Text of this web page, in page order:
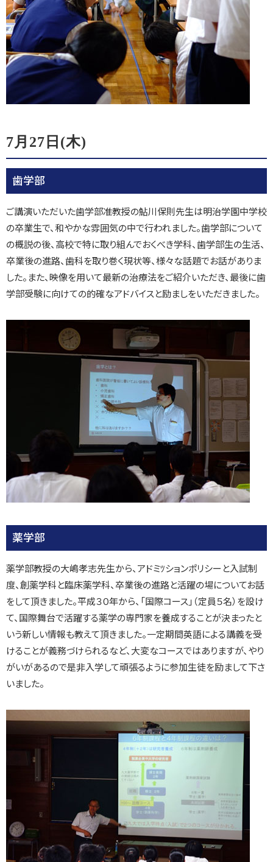
7月27日(木)
歯学部
ご講演いただいた歯学部准教授の鮎川保則先生は明治学園中学校
の卒業生で、和やかな雰囲気の中で行われました。歯学部について
の概説の後、高校で特に取り組んでおくべき学科、歯学部生の生活、
卒業後の進路、歯科を取り巻く現状等、様々な話題でお話がありま
した。また、映像を用いて最新の治療法をご紹介いただき、最後に歯
学部受験に向けての的確なアドバイスと励ましをいただきました。
薬学部
薬学部教授の大嶋孝志先生から、アドミﾂションポリシーと入試制
度、創薬学科と臨床薬学科、卒業後の進路と活躍の場についてお話
をして頂きました。平成３０年から、「国際コース」（定員５名）を設け
て、国際舞台で活躍する薬学の専門家を養成することが決まったと
いう新しい情報も教えて頂きました。一定期間英語による講義を受
けることが義務づけられるなど、大変なコースではありますが、やり
がいがあるので是非入学して頑張るように参加生徒を励まして下さ
いました。